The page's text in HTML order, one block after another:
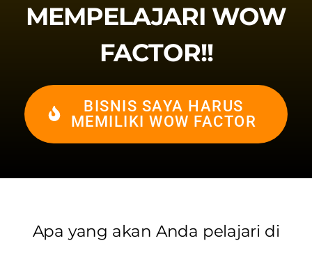
MEMPELAJARI WOW
FACTOR!!
BISNIS SAYA HARUS
MEMILIKI WOW FACTOR
Apa yang akan Anda pelajari di